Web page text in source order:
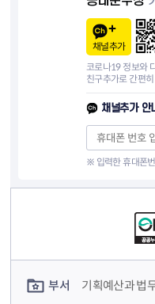
채널추가
코로나19 정보와
친구추가로 간편
채널추가 안
※ 입력한 휴대폰
부서
기획예산과 법